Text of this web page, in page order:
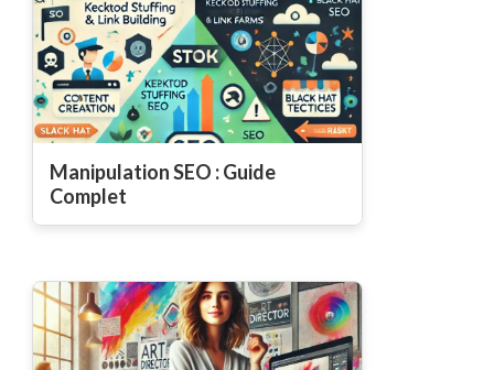
Manipulation SEO : Guide
Complet